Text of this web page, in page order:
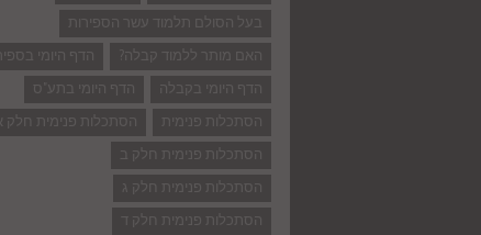
בעל הסולם תלמוד עשר הספירות
האם מותר ללמוד קבלה?
הדף היומי
הדף היומי בקבלה
הדף היומי בתע"ס
הסתכלות פנימית
הסתכלות פנימית חלק
הסתכלות פנימית חלק ב
הסתכלות פנימית חלק ג
הסתכלות פנימית חלק ד